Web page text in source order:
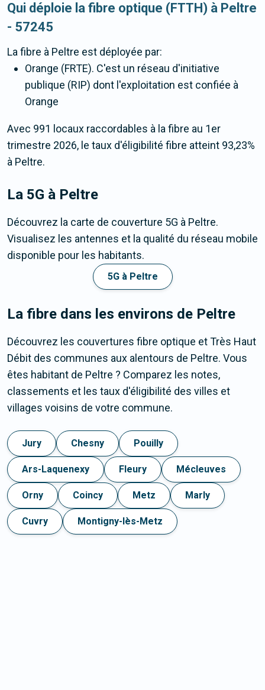
Qui déploie la fibre optique (FTTH) à Peltre
- 57245
La fibre à Peltre est déployée par:
Orange (FRTE). C'est un réseau d'initiative
publique (RIP) dont l'exploitation est confiée à
Orange
Avec 991 locaux raccordables à la fibre au 1er
trimestre 2026, le taux d'éligibilité fibre atteint 93,23%
à Peltre.
La 5G à Peltre
Découvrez la carte de couverture 5G à Peltre.
Visualisez les antennes et la qualité du réseau mobile
disponible pour les habitants.
5G à Peltre
La fibre dans les environs de Peltre
Découvrez les couvertures fibre optique et Très Haut
Débit des communes aux alentours de Peltre. Vous
êtes habitant de Peltre ? Comparez les notes,
classements et les taux d'éligibilité des villes et
villages voisins de votre commune.
Jury Chesny Pouilly
Ars-Laquenexy Fleury Mécleuves
Orny Coincy Metz Marly
Cuvry Montigny-lès-Metz